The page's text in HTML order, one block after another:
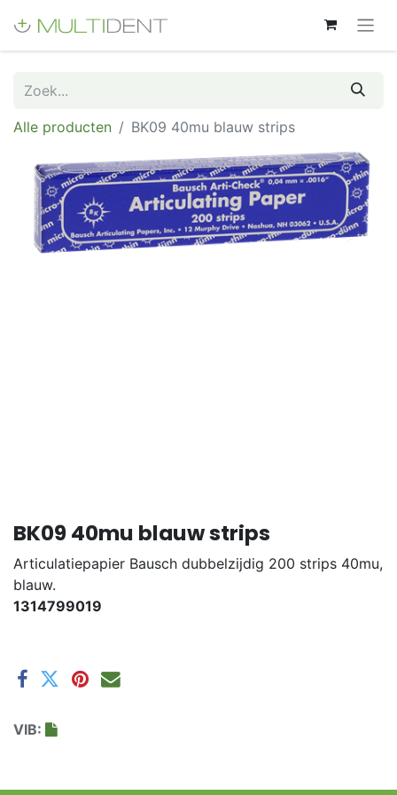
Alle producten BK09 40mu blauw strips
BK09 40mu blauw strips
Articulatiepapier Bausch dubbelzijdig 200 strips 40mu,
blauw.
1314799019
VIB: